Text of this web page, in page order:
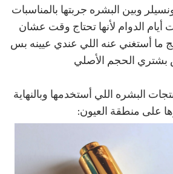
وبين البشره جربتها بالمناسبات
الدوام لأنها تحتاج وقت عشان
ما أستغني عنه اللي عندي عيينه بس
الحجم الأصلي
البشره اللي أستخدمها وبالنهاية
على منطقة العيون: